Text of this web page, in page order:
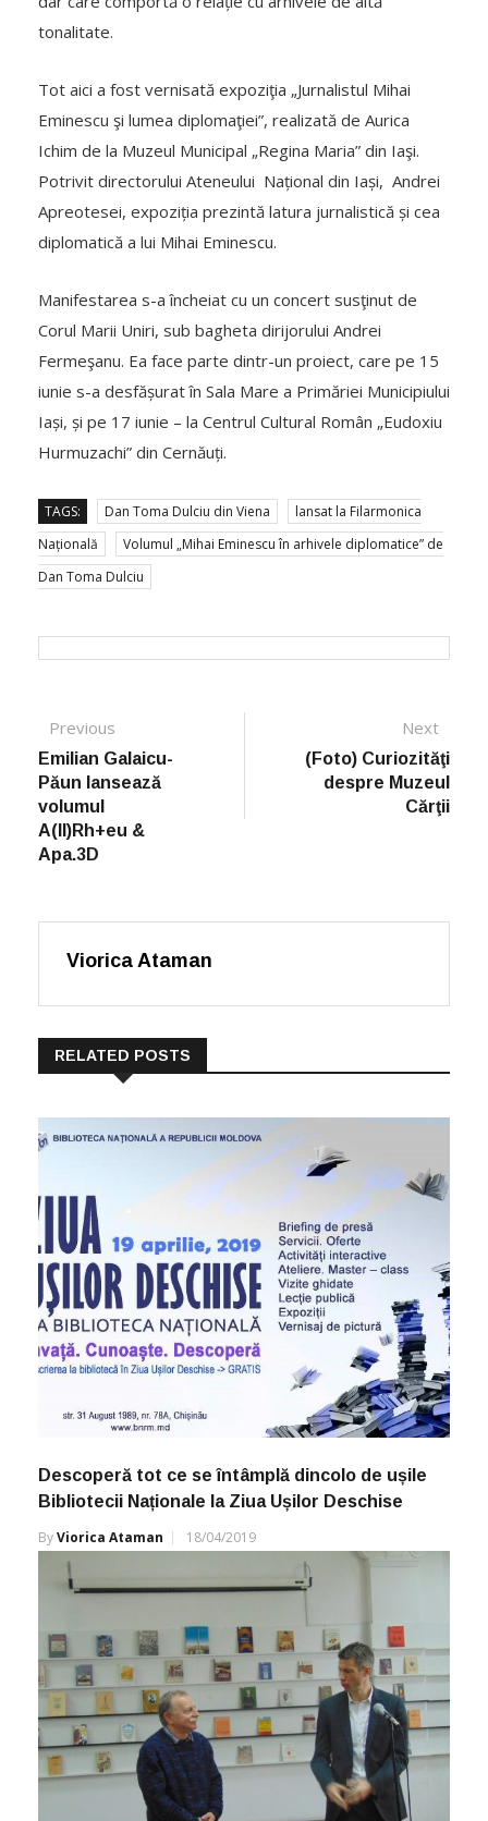
tonalitate.
Tot aici a fost vernisată expoziţia „Jurnalistul Mihai
Eminescu şi lumea diplomaţiei”, realizată de Aurica
Ichim de la Muzeul Municipal „Regina Maria” din Iaşi.
Potrivit directorului Ateneului Național din Iași, Andrei
Apreotesei, expoziția prezintă latura jurnalistică și cea
diplomatică a lui Mihai Eminescu.
Manifestarea s-a încheiat cu un concert susţinut de
Corul Marii Uniri, sub bagheta dirijorului Andrei
Fermeşanu. Ea face parte dintr-un proiect, care pe 15
iunie s-a desfășurat în Sala Mare a Primăriei Municipiului
Iași, și pe 17 iunie – la Centrul Cultural Român „Eudoxiu
Hurmuzachi” din Cernăuți.
TAGS: Dan Toma Dulciu din Viena
lansat la Filarmonica
Națională
Volumul „Mihai Eminescu în arhivele diplomatice” de
Dan Toma Dulciu
Post navigation
Previous
Emilian Galaicu-
Păun lansează
volumul
A(II)Rh+eu &
Apa.3D
Next
(Foto) Curiozităţi
despre Muzeul
Cărţii
Viorica Ataman
RELATED POSTS
Descoperă tot ce se întâmplă dincolo de ușile
Bibliotecii Naționale la Ziua Ușilor Deschise
ByViorica Ataman 18/04/2019